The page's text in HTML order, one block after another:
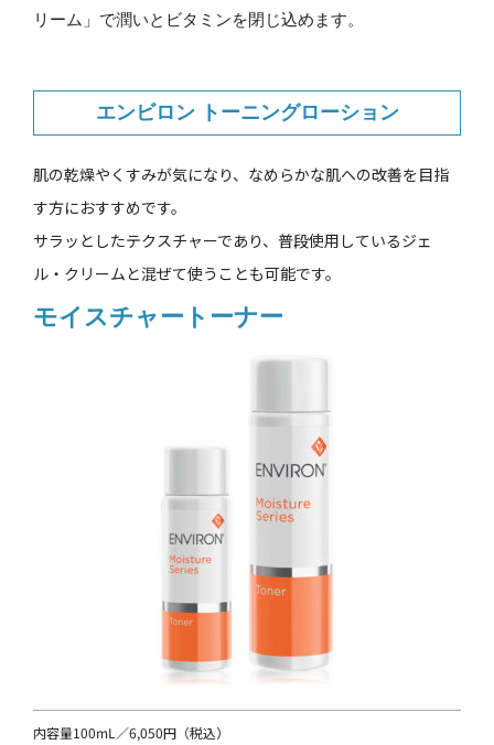
リーム」で潤いとビタミンを閉じ込めます。
エンビロン トーニングローション
肌の乾燥やくすみが気になり、なめらかな肌への改善を目指
す方におすすめです。
サラッとしたテクスチャーであり、普段使用しているジェ
ル・クリームと混ぜて使うことも可能です。
モイスチャートーナー
内容量100mL／6,050円（税込）